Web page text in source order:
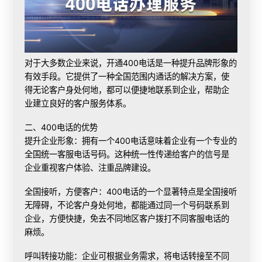
对于大多数企业来说，开通400电话是一种提升品牌形象的
有效手段。它提供了一种全国范围内通话的解决方案，使
得无论客户身处何地，都可以便捷地联系到企业，帮助企
业建立良好的客户服务体系。
二、400电话的优势
提升企业形象：拥有一个400电话意味着企业有一个专业的
全国统一客服电话号码。这种统一性传递给客户的信号是
企业重视客户体验、注重品牌建设。
全国接听，方便客户：400电话的一个显著特点是全国接听
无障碍，不论客户身处何地，都能通过同一个号码联系到
企业，方便快捷，免去不同地区客户拨打不同客服电话的
麻烦。
呼叫转接功能：企业可根据业务需求，将电话转接至不同